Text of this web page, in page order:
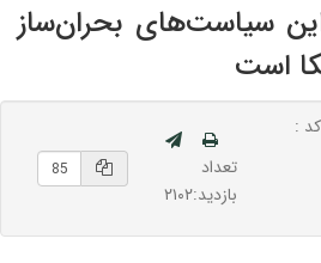
سیاست‌های بحران‌ساز
است
کد :
تعداد
بازدید:۲۱۰۲